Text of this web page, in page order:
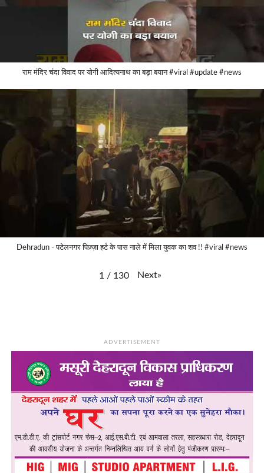
राम मंदिर चंदा विवाद पर योगी आदित्यनाथ का बड़ा बयान #viral #update #news
Dehradun - पटेलनगर पिज़्ज़ा हर्ट के पास नाले में मिला युवक का शव !! #viral #news
1 / 130 Next»
ADVERTISEMENT